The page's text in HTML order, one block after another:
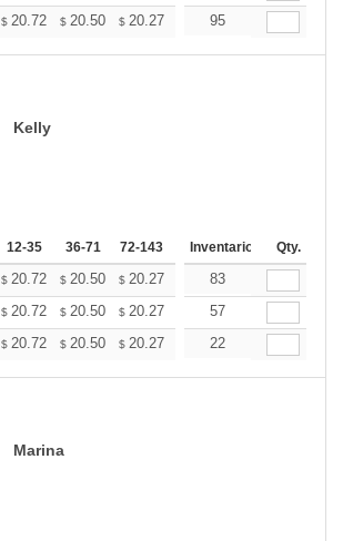
$ 20.72 $ 20.50 $ 20.27 20.05
95
Kelly
12-35 36-71 72-143 144-287 288 +
Inventario Qty.
$ 20.72 $ 20.50 $ 20.27 20.05
83
$ 20.72 $ 20.50 $ 20.27 20.05
57
$ 20.72 $ 20.50 $ 20.27 20.05
22
Marina